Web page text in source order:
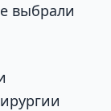
выбрали